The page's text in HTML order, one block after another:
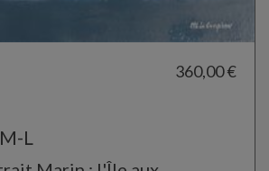
360,00 €
L